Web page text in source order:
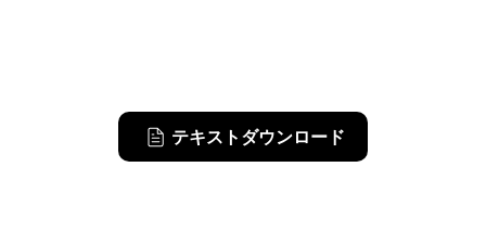
テキストダウンロード